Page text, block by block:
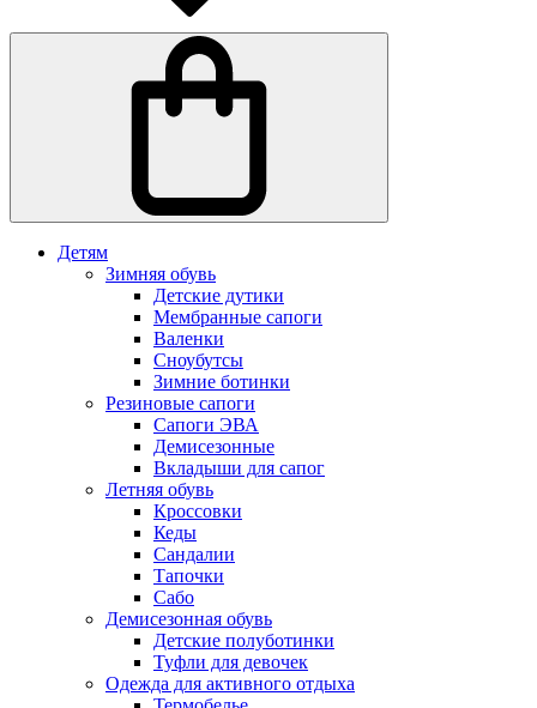
Детям
Зимняя обувь
Детские дутики
Мембранные сапоги
Валенки
Сноубутсы
Зимние ботинки
Резиновые сапоги
Сапоги ЭВА
Демисезонные
Вкладыши для сапог
Летняя обувь
Кроссовки
Кеды
Сандалии
Тапочки
Сабо
Демисезонная обувь
Детские полуботинки
Туфли для девочек
Одежда для активного отдыха